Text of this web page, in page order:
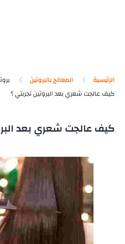
الرئيسية المعالج بالبروتين
كيف عالجت شعري بعد